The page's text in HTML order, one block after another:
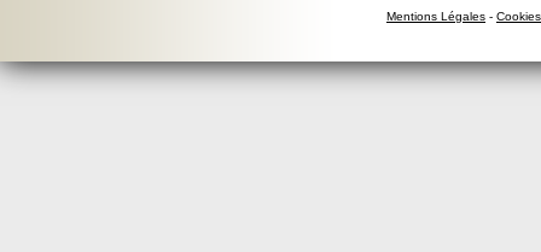
Mentions Légales - Cookies